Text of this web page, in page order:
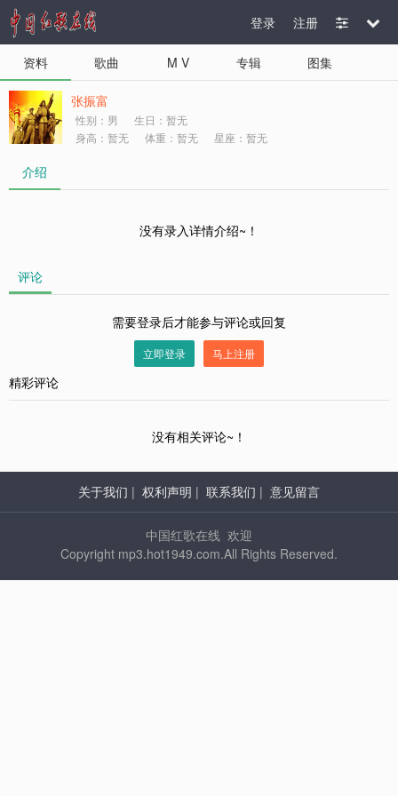
注册
登录
资料 歌曲 M V 专辑 图集
张振富
性别：男
生日：暂无
身高：暂无
体重：暂无 星座：暂无
介绍
没有录入详情介绍~！
评论
需要登录后才能参与评论或回复
立即登录 马上注册
精彩评论
没有相关评论~！
关于我们 | 权利声明 | 联系我们 | 意见留言
中国红歌在线 欢迎
Copyright mp3.hot1949.com.All Rights Reserved.